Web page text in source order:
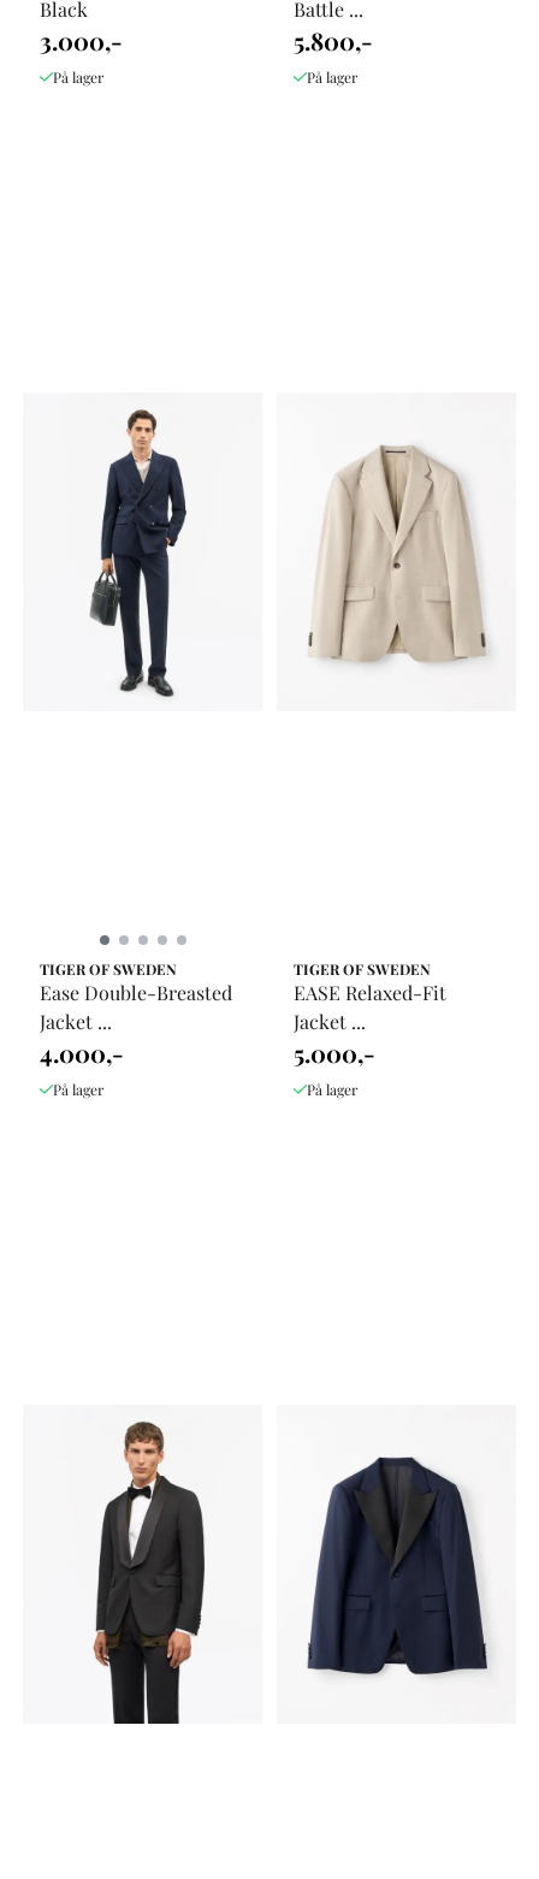
Black
3.000,-
På lager
Battle ...
5.800,-
På lager
TIGER OF SWEDEN
Ease Double-Breasted
Jacket ...
4.000,-
På lager
TIGER OF SWEDEN
EASE Relaxed-Fit
Jacket ...
5.000,-
På lager